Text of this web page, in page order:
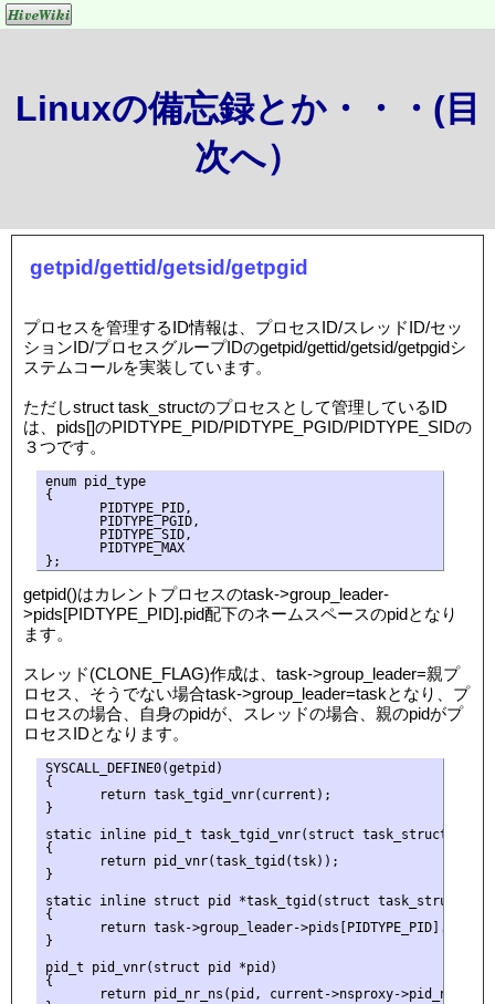
Linuxの備忘録とか・・・(目
次へ）
getpid/gettid/getsid/getpgid
プロセスを管理するID情報は、プロセスID/スレッドID/セッ
ションID/プロセスグループIDのgetpid/gettid/getsid/getpgidシ
ステムコールを実装しています。
ただしstruct task_structのプロセスとして管理しているID
は、pids[]のPIDTYPE_PID/PIDTYPE_PGID/PIDTYPE_SIDの
３つです。
enum pid_type
{
       PIDTYPE_PID,
       PIDTYPE_PGID,
       PIDTYPE_SID,
       PIDTYPE_MAX
getpid()はカレントプロセスのtask->group_leader-
>pids[PIDTYPE_PID].pid配下のネームスペースのpidとなり
ます。
スレッド(CLONE_FLAG)作成は、task->group_leader=親プ
ロセス、そうでない場合task->group_leader=taskとなり、プ
ロセスの場合、自身のpidが、スレッドの場合、親のpidがプ
ロセスIDとなります。
SYSCALL_DEFINE0(getpid)
{
       return task_tgid_vnr(current);
}
static inline pid_t task_tgid_vnr(struct task_struct *tsk)
{
       return pid_vnr(task_tgid(tsk));
}
static inline struct pid *task_tgid(struct task_struct
{
       return task->group_leader->pids[PIDTYPE_PID].pid;
}
pid_t pid_vnr(struct pid *pid)
{
       return pid_nr_ns(pid, current->nsproxy->pid_ns);